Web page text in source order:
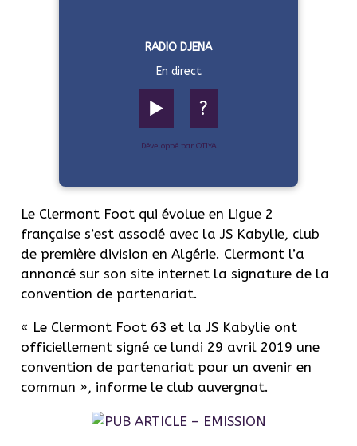
RADIO DJENA
En direct
▶️ ?
Développé par OTIYA
Le Clermont Foot qui évolue en Ligue 2
française s’est associé avec la JS Kabylie, club
de première division en Algérie. Clermont l’a
annoncé sur son site internet la signature de la
convention de partenariat.
« Le Clermont Foot 63 et la JS Kabylie ont
officiellement signé ce lundi 29 avril 2019 une
convention de partenariat pour un avenir en
commun », informe le club auvergnat.